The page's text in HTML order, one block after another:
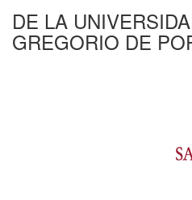
DE LA
GREGORIO DE